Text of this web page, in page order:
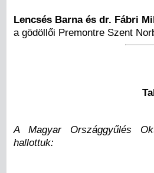
Lencsés Barna és dr. Fábri
a gödöllői Premontre Szent
A Magyar Országgyűlés
hallottuk: